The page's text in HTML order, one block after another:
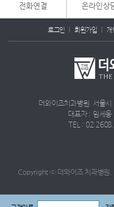
전화연결 온라인상
로그인 | 회원가입 | 개
더와이즈치과병원 서울
대표자 : 임세
TEL :
Copyright ⓒ 더와이즈 치과병원